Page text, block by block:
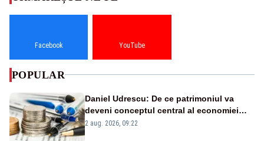
Facebook YouTube
POPULAR
Daniel Udrescu: De ce patrimoniul va
deveni conceptul central al economiei
viitoare?
2 aug. 2026, 09:22